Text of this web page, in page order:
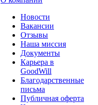
Новости
Вакансии
Отзывы
Наша миссия
Документы
Карьера в
GoodWill
Благодарственные
письма
Публичная оферта